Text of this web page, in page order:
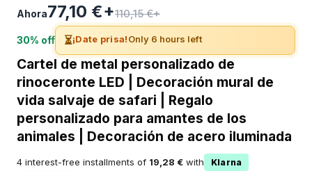
Ahora77,10 €+110,15 €+
30% off ⏳¡Date prisa!Only 6 hours left
Cartel de metal personalizado de
rinoceronte LED | Decoración mural de
vida salvaje de safari | Regalo
personalizado para amantes de los
animales | Decoración de acero iluminada
4 interest-free installments of 19,28 € with
Klarna